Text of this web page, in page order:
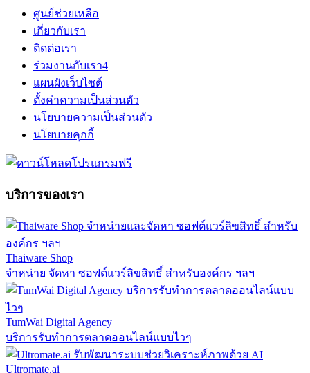
ศูนย์ช่วยเหลือ
เกี่ยวกับเรา
ติดต่อเรา
ร่วมงานกับเรา4
แผนผังเว็บไซต์
ตั้งค่าความเป็นส่วนตัว
นโยบายความเป็นส่วนตัว
นโยบายคุกกี้
บริการของเรา
Thaiware Shop
จำหน่าย จัดหา ซอฟต์แวร์ลิขสิทธิ์ สำหรับองค์กร ฯลฯ
TumWai Digital Agency
บริการรับทำการตลาดออนไลน์แบบไวๆ
Ultromate.ai